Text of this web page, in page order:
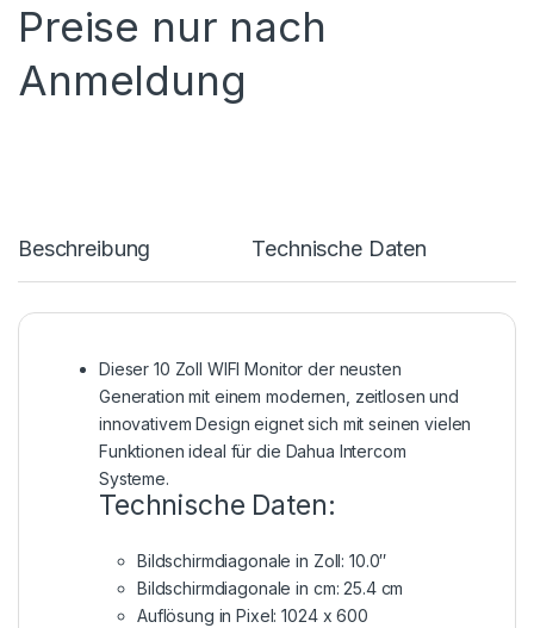
Preise nur nach
Anmeldung
Beschreibung Technische Daten
Dieser 10 Zoll WIFI Monitor der neusten
Generation mit einem modernen, zeitlosen und
innovativem Design eignet sich mit seinen vielen
Funktionen ideal für die Dahua Intercom
Systeme.
Technische Daten:
Bildschirmdiagonale in Zoll: 10.0″
Bildschirmdiagonale in cm: 25.4 cm
Auflösung in Pixel: 1024 x 600